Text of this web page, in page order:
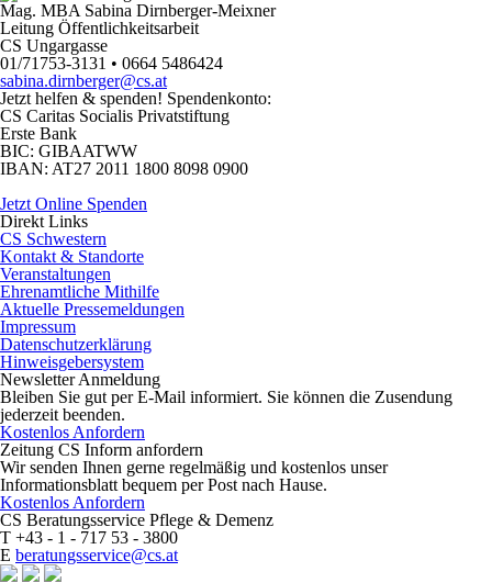
Mag. MBA Sabina Dirnberger-Meixner
Leitung Öffentlichkeitsarbeit
CS Ungargasse
01/71753-3131 • 0664 5486424
sabina.dirnberger@cs.at
Jetzt helfen & spenden! Spendenkonto:
CS Caritas Socialis Privatstiftung
Erste Bank
BIC: GIBAATWW
IBAN: AT27 2011 1800 8098 0900
Jetzt Online Spenden
Direkt Links
CS Schwestern
Kontakt & Standorte
Veranstaltungen
Ehrenamtliche Mithilfe
Aktuelle Pressemeldungen
Impressum
Datenschutzerklärung
Hinweisgebersystem
NewsletterAnmeldung
Bleiben Sie gut per E-Mail informiert. Sie können die Zusendung
jederzeit beenden.
Kostenlos Anfordern
Zeitung CS Inform anfordern
Wir senden Ihnen gerne regelmäßig und kostenlos unser
Informationsblatt bequem per Post nach Hause.
Kostenlos Anfordern
CS Beratungsservice Pflege & Demenz
T +43 - 1 - 717 53 - 3800
E beratungsservice@cs.at